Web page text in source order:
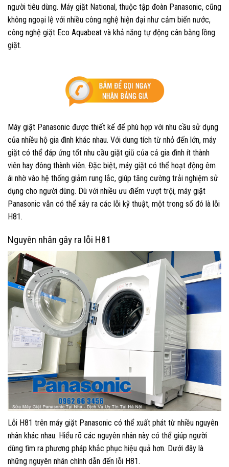
người tiêu dùng. Máy giặt National, thuộc tập đoàn Panasonic, cũng
không ngoại lệ với nhiều công nghệ hiện đại như cảm biến nước,
công nghệ giặt Eco Aquabeat và khả năng tự động cân bằng lồng
giặt.
Máy giặt Panasonic được thiết kế để phù hợp với nhu cầu sử dụng
của nhiều hộ gia đình khác nhau. Với dung tích từ nhỏ đến lớn, máy
giặt có thể đáp ứng tốt nhu cầu giặt giũ của cả gia đình ít thành
viên hay đông thành viên. Đặc biệt, máy giặt có thể hoạt động êm
ái nhờ vào hệ thống giảm rung lắc, giúp tăng cường trải nghiệm sử
dụng cho người dùng. Dù với nhiều ưu điểm vượt trội, máy giặt
Panasonic vẫn có thể xảy ra các lỗi kỹ thuật, một trong số đó là lỗi
H81.
Nguyên nhân gây ra lỗi H81
Lỗi H81 trên máy giặt Panasonic có thể xuất phát từ nhiều nguyên
nhân khác nhau. Hiểu rõ các nguyên nhân này có thể giúp người
dùng tìm ra phương pháp khắc phục hiệu quả hơn. Dưới đây là
những nguyên nhân chính dẫn đến lỗi H81.